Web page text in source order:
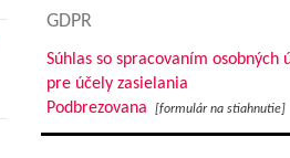
GDPR
Súhlas so spracovaním osobných
pre účely zasielania
Podbrezovana
[formulár na stiahnutie]